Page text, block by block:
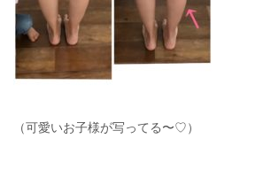
（可愛いお子様が写ってる〜♡）